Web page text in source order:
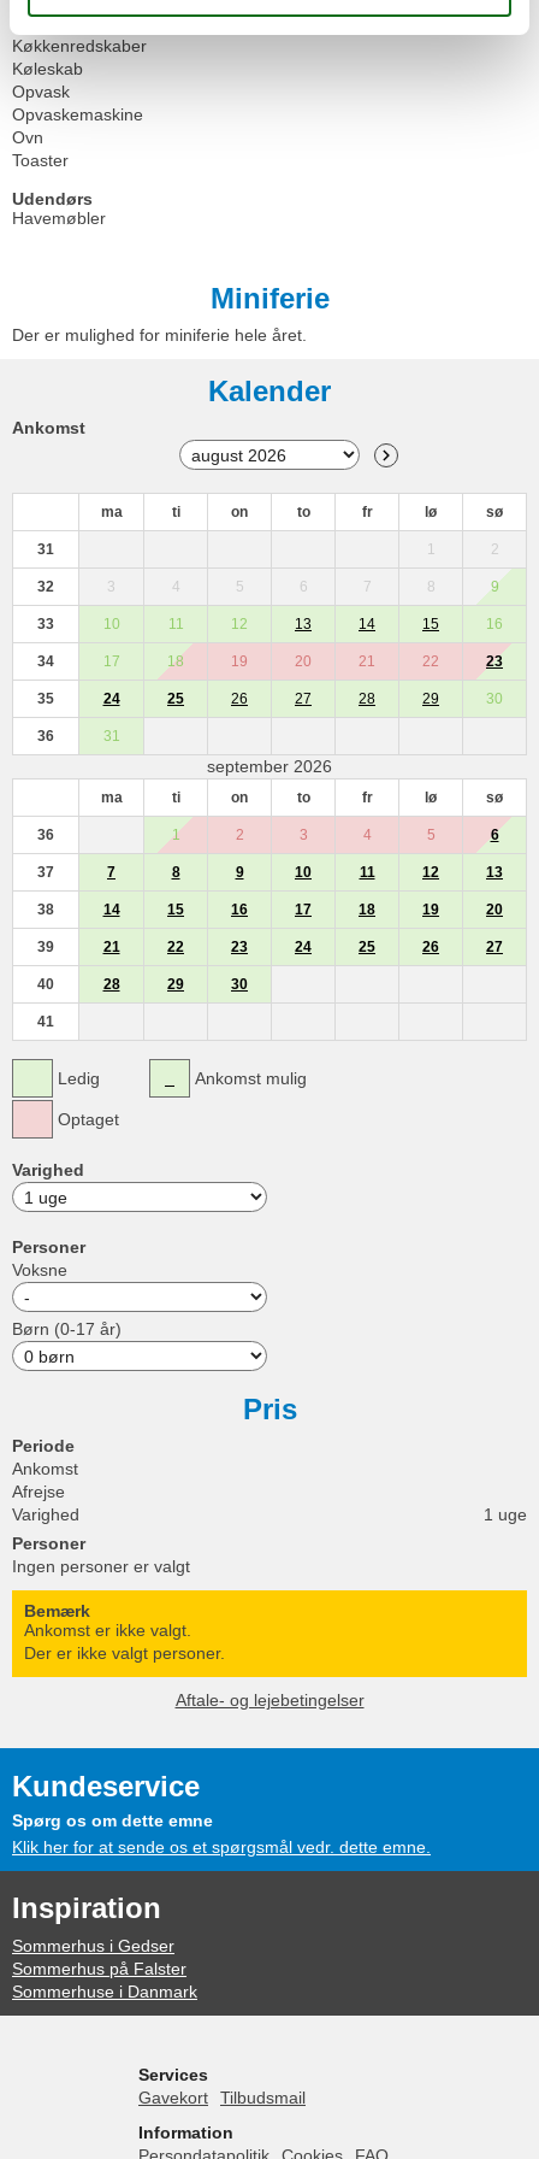
Køkken
Køkkenredskaber
Køleskab
Opvask
Opvaskemaskine
Ovn
Toaster
Udendørs
Havemøbler
Miniferie
Der er mulighed for miniferie hele året.
Kalender
Ankomst
ma ti on to fr lø sø
31 1 2
32 3 4 5 6 7 8 9
33 10 11 12 13 14 15 16
34 17 18 19 20 21 22 23
35 24 25 26 27 28 29 30
36 31
september 2026
ma ti on to fr lø sø
36 1 2 3 4 5 6
37 7 8 9 10 11 12 13
38 14 15 16 17 18 19 20
39 21 22 23 24 25 26 27
40 28 29 30
41
Ledig
Optaget
Ankomst mulig
Varighed
Personer
Voksne
Børn (0-17 år)
Pris
Periode
Ankomst
Afrejse
Varighed
1 uge
Personer
Ingen personer er valgt
Bemærk
Ankomst er ikke valgt.
Der er ikke valgt personer.
Aftale- og lejebetingelser
Kundeservice
Spørg os om dette emne
Klik her for at sende os et spørgsmål vedr. dette emne.
Inspiration
Sommerhus i Gedser
Sommerhus på Falster
Sommerhuse i Danmark
Services
Gavekort
Tilbudsmail
Information